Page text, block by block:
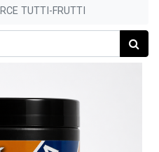
TUTTI-FRUTTI